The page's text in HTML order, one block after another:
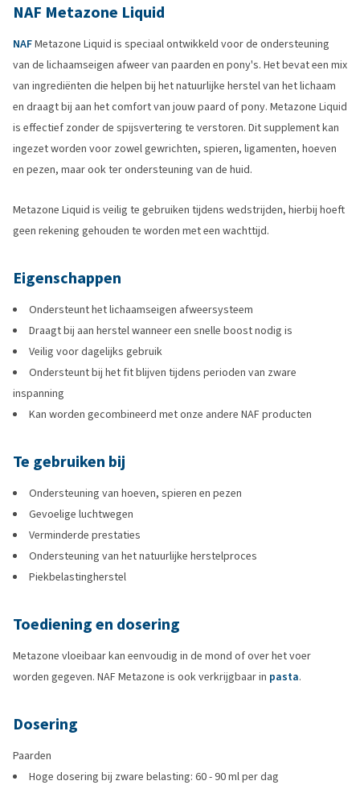
NAF Metazone Liquid
NAFMetazone Liquid is speciaal ontwikkeld voor de ondersteuning
van de lichaamseigen afweer van paarden en pony's. Het bevat een mix
van ingrediënten die helpen bij het natuurlijke herstel van het lichaam
en draagt bij aan het comfort van jouw paard of pony. Metazone Liquid
is effectief zonder de spijsvertering te verstoren. Dit supplement kan
ingezet worden voor zowel gewrichten, spieren, ligamenten, hoeven
en pezen, maar ook ter ondersteuning van de huid.
Metazone Liquid is veilig te gebruiken tijdens wedstrijden, hierbij hoeft
geen rekening gehouden te worden met een wachttijd.
Eigenschappen
Ondersteunt het lichaamseigen afweersysteem
Draagt bij aan herstel wanneer een snelle boost nodig is
Veilig voor dagelijks gebruik
Ondersteunt bij het fit blijven tijdens perioden van zware
inspanning
Kan worden gecombineerd met onze andere NAF producten
Te gebruiken bij
Ondersteuning van hoeven, spieren en pezen
Gevoelige luchtwegen
Verminderde prestaties
Ondersteuning van het natuurlijke herstelproces
Piekbelastingherstel
Toediening en dosering
Metazone vloeibaar kan eenvoudig in de mond of over het voer
worden gegeven. NAF Metazone is ook verkrijgbaar in pasta.
Dosering
Paarden
Hoge dosering bij zware belasting: 60 - 90 ml per dag